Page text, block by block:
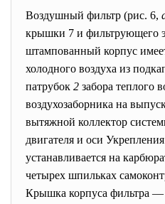
Воздушный фильтр (рис. 6,
крышки 7 и фильтрующего
штампованный корпус
холодного воздуха из
патрубок 2 забора теплого
воздухозаборника на
вытяжной коллектор
двигателя и оси
устанавливается на
четырех шпильках
Крышка корпуса фильтра —